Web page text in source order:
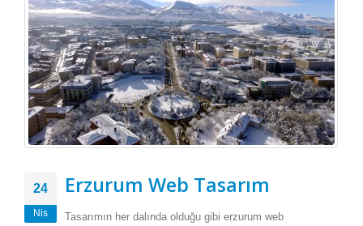
24
Nis
Erzurum Web Tasarım
Tasarımın her dalında olduğu gibi erzurum web